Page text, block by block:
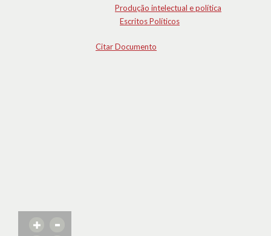
Produção intelectual e política
Escritos Políticos
Citar Documento